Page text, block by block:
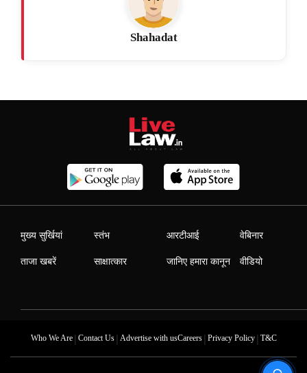
Shahadat
मुख्य सुर्खियां
ताजा खबरें
स्तंभ
साक्षात्कार
आरटीआई
जानिए हमारा कानून
वेबिनार
वीडियो
Who We Are| Contact Us| Advertise with usCareers| Privacy Policy| T&C